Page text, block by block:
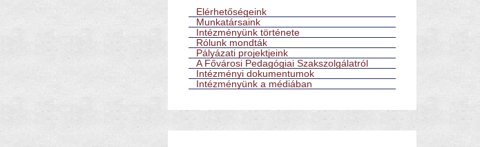
Elérhetőségeink
Munkatársaink
Intézményünk története
Rólunk mondták
Pályázati projektjeink
A Fővárosi Pedagógiai Szakszolgálatról
Intézményi dokumentumok
Intézményünk a médiában